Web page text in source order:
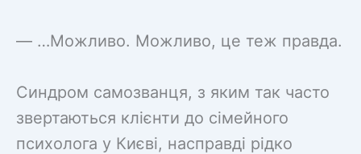
— …Можливо. Можливо, це теж правда.
Синдром самозванця, з яким так часто
звертаються клієнти до сімейного
психолога у Києві, насправді рідко